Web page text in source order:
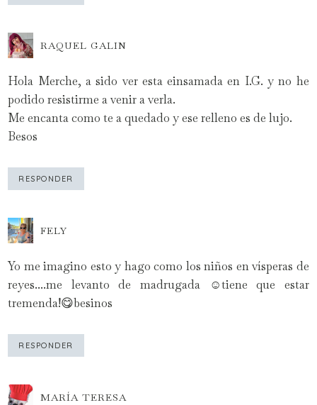
RAQUEL GALIN
Hola Merche, a sido ver esta einsamada en I.G. y no he
podido resistirme a venir a verla.
Me encanta como te a quedado y ese relleno es de lujo.
Besos
RESPONDER
FELY
Yo me imagino esto y hago como los niños en vísperas de
reyes....me levanto de madrugada ☺tiene que estar
tremenda!😋besinos
RESPONDER
MARÍA TERESA